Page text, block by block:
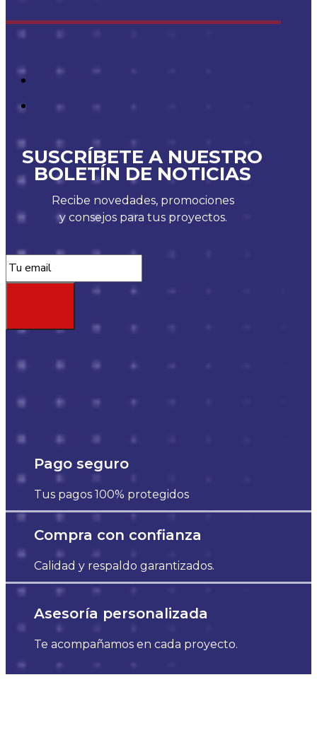
SUSCRÍBETE A NUESTRO
BOLETÍN DE NOTICIAS
Recibe novedades, promociones
y consejos para tus proyectos.
Pago seguro
Tus pagos 100% protegidos
Compra con confianza
Calidad y respaldo garantizados.
Asesoría personalizada
Te acompañamos en cada proyecto.